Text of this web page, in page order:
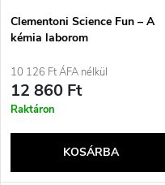
Clementoni Science Fun – A
kémia laborom
10 126 Ft ÁFA nélkül
12 860 Ft
Raktáron
KOSÁRBA